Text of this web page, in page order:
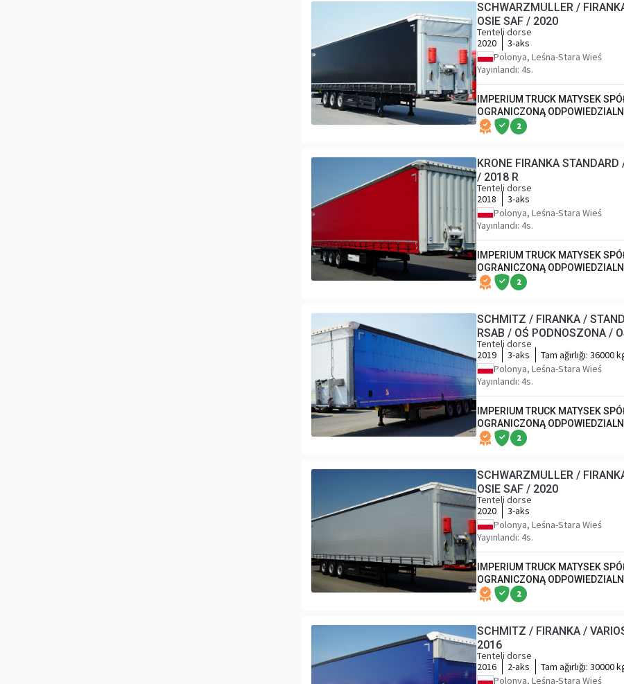
SCHWARZMULLER /
OSIE SAF / 2020
Tenteli dorse
2020
3-aks
Polonya, Leśna-Stara Wieś
Yayınlandı: 4s.
IMPERIUM TRUCK MATYSEK
OGRANICZONĄ
2
KRONE FIRANKA
/ 2018 R
Tenteli dorse
2018
3-aks
Polonya, Leśna-Stara Wieś
Yayınlandı: 4s.
IMPERIUM TRUCK MATYSEK
OGRANICZONĄ
2
SCHMITZ / FIRANKA /
RSAB / OŚ PODNOSZONA /
Tenteli dorse
2019
3-aks Tam ağırlığı: 36000
Polonya, Leśna-Stara Wieś
Yayınlandı: 4s.
IMPERIUM TRUCK MATYSEK
OGRANICZONĄ
2
SCHWARZMULLER /
OSIE SAF / 2020
Tenteli dorse
2020
3-aks
Polonya, Leśna-Stara Wieś
Yayınlandı: 4s.
IMPERIUM TRUCK MATYSEK
OGRANICZONĄ
2
SCHMITZ / FIRANKA /
2016
Tenteli dorse
2016
2-aks Tam ağırlığı: 30000
Polonya, Leśna-Stara Wieś